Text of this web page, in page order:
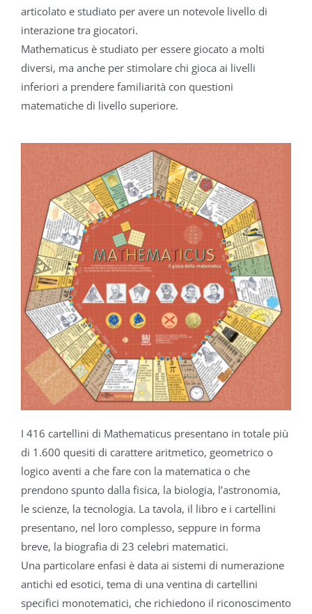
articolato e studiato per avere un notevole livello di
interazione tra giocatori.
Mathematicus è studiato per essere giocato a molti
diversi, ma anche per stimolare chi gioca ai livelli
inferiori a prendere familiarità con questioni
matematiche di livello superiore.
I 416 cartellini di Mathematicus presentano in totale più
di 1.600 quesiti di carattere aritmetico, geometrico o
logico aventi a che fare con la matematica o che
prendono spunto dalla fisica, la biologia, l’astronomia,
le scienze, la tecnologia. La tavola, il libro e i cartellini
presentano, nel loro complesso, seppure in forma
breve, la biografia di 23 celebri matematici.
Una particolare enfasi è data ai sistemi di numerazione
antichi ed esotici, tema di una ventina di cartellini
specifici monotematici, che richiedono il riconoscimento